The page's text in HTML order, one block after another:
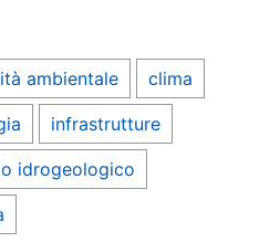
ambientale clima
infrastrutture
idrogeologico